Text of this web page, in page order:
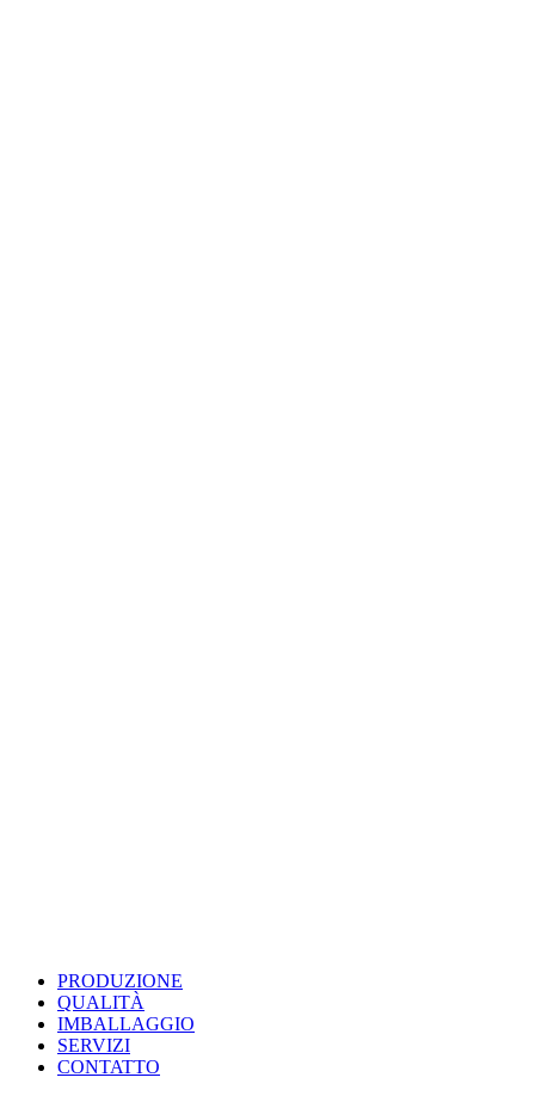
PRODUZIONE
QUALITÀ
IMBALLAGGIO
SERVIZI
CONTATTO